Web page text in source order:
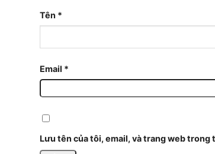
Tên *
Email *
Lưu tên của tôi, email, và trang web